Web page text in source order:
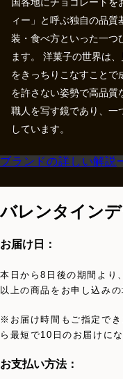
ィー」と呼ぶ独自の品
装・食べ方といった一つ
ます。 洋菓子の世界は
をきっちりこなすことで
を許さない姿勢で高品質
職人を写す鏡であり、一
しています。
ブランドの詳しい解説
バレンタイン
お届け日：
本日から8日後の期間より
以上の商品をお申し込み
※お届け時間もご指定で
ら最短で10日のお届けにな
お支払い方法：